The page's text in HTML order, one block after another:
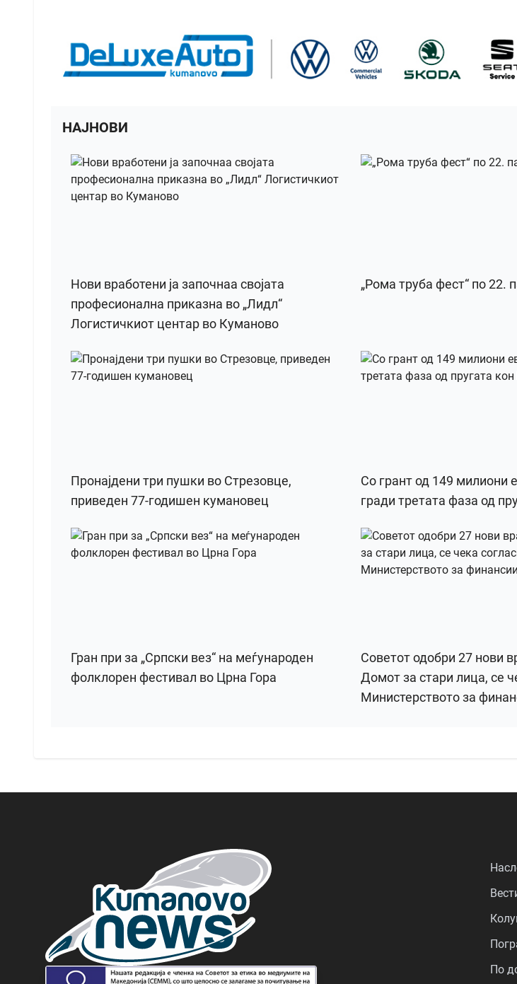
НАЈНОВИ
Нови вработени ја започнаа својата
професионална приказна во „Лидл“
Логистичкиот центар во Куманово
„Рома труба фест“ по 22.
Пронајдени три пушки во Стрезовце,
приведен 77-годишен кумановец
Со грант од 149 милиони
гради третата фаза од
Гран при за „Српски вез“ на меѓународен
фолклорен фестивал во Црна Гора
Советот одобри 27 нови
Домот за стари лица, се
Министерството за
По